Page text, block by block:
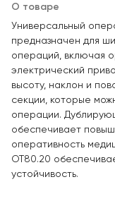
О товаре
Универсальный
предназначен для
операций, включая
электрический
высоту, наклон и
секции, которые
операции.
обеспечивает
оперативность
OT80.20
устойчивость.